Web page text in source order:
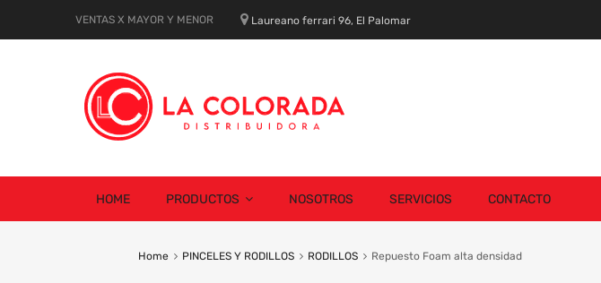
VENTAS X MAYOR Y MENOR Laureano ferrari 96, El Palomar
content
HOME PRODUCTOS NOSOTROS SERVICIOS CONTACTO
Home PINCELES Y RODILLOS RODILLOS Repuesto Foam alta densidad